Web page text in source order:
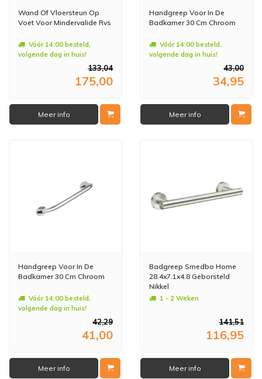
Wand Of Vloersteun Op
Voet Voor Mindervalide Rvs
Vóór 14:00 besteld,
volgende dag in huis!
133,04
175,00
Meer info
Handgreep Voor In De
Badkamer 30 Cm Chroom
Vóór 14:00 besteld,
volgende dag in huis!
43,00
34,95
Meer info
Handgreep Voor In De
Badkamer 30 Cm Chroom
Vóór 14:00 besteld,
volgende dag in huis!
42,29
41,00
Meer info
Badgreep Smedbo Home
28.4x7.1x4.8 Geborsteld
Nikkel
1 - 2 Weken
141,51
116,95
Meer info